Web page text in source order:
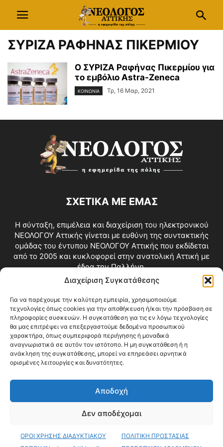
Διαχείριση Συγκατάθεσης
Για να παρέχουμε την καλύτερη εμπειρία, χρησιμοποιούμε
τεχνολογίες όπως cookies για την αποθήκευση ή/και την πρόσβαση σε
πληροφορίες συσκευών. Η συγκατάθεση για τις εν λόγω τεχνολογίες
θα μας επιτρέψει να επεξεργαστούμε δεδομένα προσωπικού
χαρακτήρα, όπως συμπεριφορά περιήγησης ή μοναδικά
αναγνωριστικά σε αυτόν τον ιστότοπο. Η μη συγκατάθεση ή η
ανάκληση της συγκατάθεσης, μπορεί να επηρεάσει αρνητικά
ορισμένες λειτουργίες και δυνατότητες.
Αποδοχή
Δεν αποδέχομαι
ΟΡΟΙ ΧΡΗΣΗΣ ΔΙΑΔΥΚΤΙΑΚΟΥ
ΠΟΛΙΤΙΚΗ ΠΡΟΣΤΑΣΙΑΣ
ΣΥΡΙΖΑ ΡΑΦΗΝΑΣ ΠΙΚΕΡΜΙΟΥ
Ο ΣΥΡΙΖΑ Ραφήνας Πικερμίου για
το εμβόλιο Astra-Zeneca
ΚΟΙΝΩΝΙΑ Τρ, 16 Μαρ, 2021
ΣΧΕΤΙΚΑ ΜΕ ΕΜΑΣ
Η σύνταξη, επιμέλεια και διαχείριση του ηλεκτρονικού
ΝΕΟΛΟΓΟΥ Αττικής γίνεται με ευθύνη της συντακτικής
ομάδας του έντυπου ΝΕΟΛΟΓΟΥ Αττικής που εκδίδεται
από το 2005 και κυκλοφορεί στην ανατολική Αττική με
έδρα την Παλλήνη.
Επικοινωνία:info@neologosattikis.gr
ΑΚΟΛΟΥΘΗΣΕ ΜΑΣ
Videos Όροι Χρήσης
© Copyright 2026 ΝΕΟΛΟΓΟΣ ΑΤΤΙΚΗΣ • All Rights Reserved •